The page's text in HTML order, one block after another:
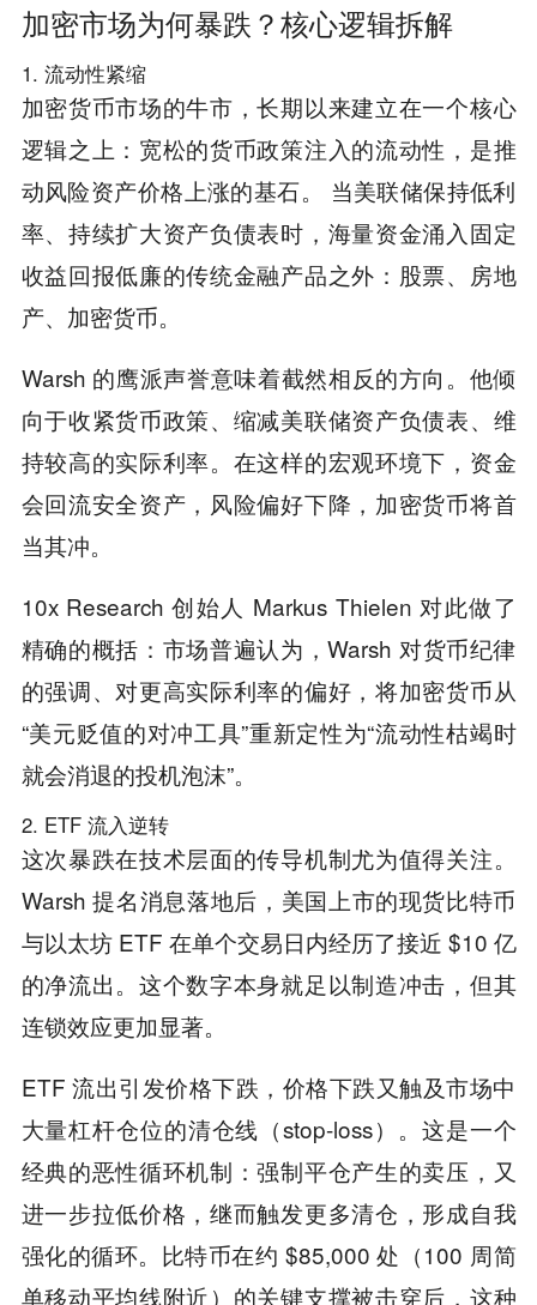
加密市场为何暴跌？核心逻辑拆解
1. 流动性紧缩
加密货币市场的牛市，长期以来建立在一个核心
逻辑之上：宽松的货币政策注入的流动性，是推
动风险资产价格上涨的基石。 当美联储保持低利
率、持续扩大资产负债表时，海量资金涌入固定
收益回报低廉的传统金融产品之外：股票、房地
产、加密货币。
Warsh 的鹰派声誉意味着截然相反的方向。他倾
向于收紧货币政策、缩减美联储资产负债表、维
持较高的实际利率。在这样的宏观环境下，资金
会回流安全资产，风险偏好下降，加密货币将首
当其冲。
10x Research 创始人 Markus Thielen 对此做了
精确的概括：市场普遍认为，Warsh 对货币纪律
的强调、对更高实际利率的偏好，将加密货币从
“美元贬值的对冲工具”重新定性为“流动性枯竭时
就会消退的投机泡沫”。
2. ETF 流入逆转
这次暴跌在技术层面的传导机制尤为值得关注。
Warsh 提名消息落地后，美国上市的现货比特币
与以太坊 ETF 在单个交易日内经历了接近 $10 亿
的净流出。这个数字本身就足以制造冲击，但其
连锁效应更加显著。
ETF 流出引发价格下跌，价格下跌又触及市场中
大量杠杆仓位的清仓线（stop-loss）。这是一个
经典的恶性循环机制：强制平仓产生的卖压，又
进一步拉低价格，继而触发更多清仓，形成自我
强化的循环。比特币在约 $85,000 处（100 周简
单移动平均线附近）的关键支撑被击穿后，这种